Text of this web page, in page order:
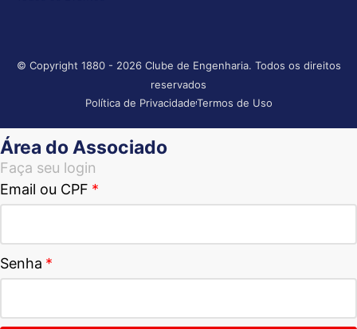
© Copyright 1880 - 2026 Clube de Engenharia. Todos os direitos
reservados
Política de PrivacidadeTermos de Uso
Área do Associado
Faça seu login
Email ou CPF
Senha